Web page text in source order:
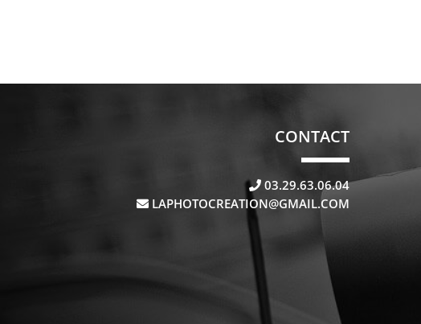
CONTACT
03.29.63.06.04
LAPHOTOCREATION@GMAIL.COM